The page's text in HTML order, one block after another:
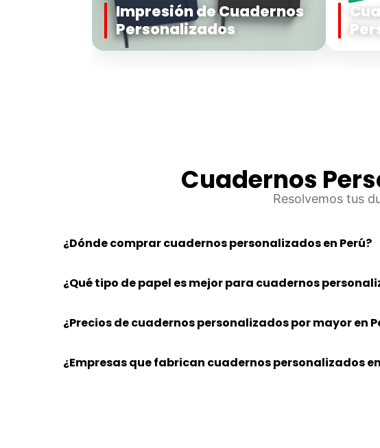
Impresión de Cuadernos
Personalizados
Cuadernos
Resolvemos tus
¿Dónde comprar cuadernos personalizados en Perú?
¿Qué tipo de papel es mejor para cuadernos
¿Precios de cuadernos personalizados por mayor en
¿Empresas que fabrican cuadernos personalizados